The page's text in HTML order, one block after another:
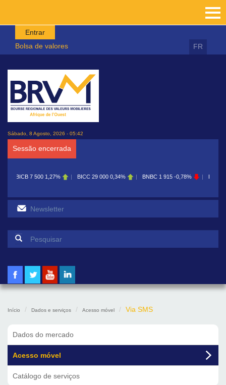
Passar para o conteúdo principal
Entrar
Bolsa de valores
FR
Sábado, 8 Agosto, 2026 - 05:42
Sessão encerrada
BICC 29 000 0,34% BNBC 1 915 -0,78% BOAB 8 700 0,11%
Formulário de pesquisa
Início Dados e serviços Acesso móvel Via SMS
Dados do mercado
Acesso móvel
Catálogo de serviços